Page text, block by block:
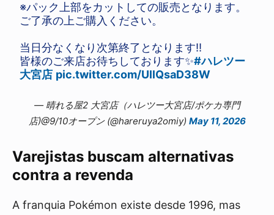
※パック上部をカットしての販売となります。
ご了承の上ご購入ください。
当日分なくなり次第終了となります‼️
皆様のご来店お待ちしております✨#ハレツー
大宮店 pic.twitter.com/UllQsaD38W
— 晴れる屋2 大宮店（ハレツー大宮店/ポケカ専門
店)@9/10オープン (@hareruya2omiy) May 11, 2026
Varejistas buscam alternativas
contra a revenda
A franquia Pokémon existe desde 1996, mas